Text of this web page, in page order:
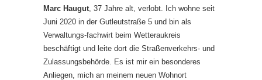
Marc Haugut, 37 Jahre alt, verlobt. Ich wohne seit
Juni 2020 in der Gutleutstraße 5 und bin als
Verwaltungs-fachwirt beim Wetteraukreis
beschäftigt und leite dort die Straßenverkehrs- und
Zulassungsbehörde. Es ist mir ein besonderes
Anliegen, mich an meinem neuen Wohnort